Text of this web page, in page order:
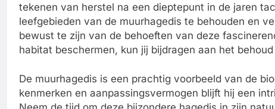
tekenen van herstel na een dieptepunt in de jaren
leefgebieden van de muurhagedis te behouden en
bewust te zijn van de behoeften van deze
habitat beschermen, kun jij bijdragen aan het
De muurhagedis is een prachtig voorbeeld van de
kenmerken en aanpassingsvermogen blijft hij een